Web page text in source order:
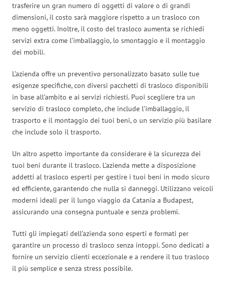
trasferire un gran numero di oggetti di valore o di grandi
dimensioni, il costo sarà maggiore rispetto a un trasloco con
meno oggetti. Inoltre, il costo del trasloco aumenta se richiedi
servizi extra come l’imballaggio, lo smontaggio e il montaggio
dei mobili.
L’azienda offre un preventivo personalizzato basato sulle tue
esigenze specifiche, con diversi pacchetti di trasloco disponibili
in base all’ambito e ai servizi richiesti. Puoi scegliere tra un
servizio di trasloco completo, che include l’imballaggio, il
trasporto e il montaggio dei tuoi beni, o un servizio più basilare
che include solo il trasporto.
Un altro aspetto importante da considerare è la sicurezza dei
tuoi beni durante il trasloco. L’azienda mette a disposizione
addetti al trasloco esperti per gestire i tuoi beni in modo sicuro
ed efficiente, garantendo che nulla si danneggi. Utilizzano veicoli
moderni ideali per il lungo viaggio da Catania a Budapest,
assicurando una consegna puntuale e senza problemi.
Tutti gli impiegati dell’azienda sono esperti e formati per
garantire un processo di trasloco senza intoppi. Sono dedicati a
fornire un servizio clienti eccezionale e a rendere il tuo trasloco
il più semplice e senza stress possibile.